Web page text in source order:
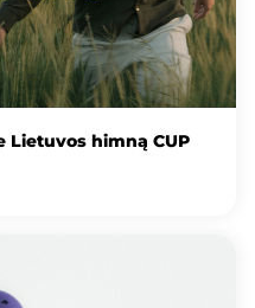
Lietuvos himną CUP